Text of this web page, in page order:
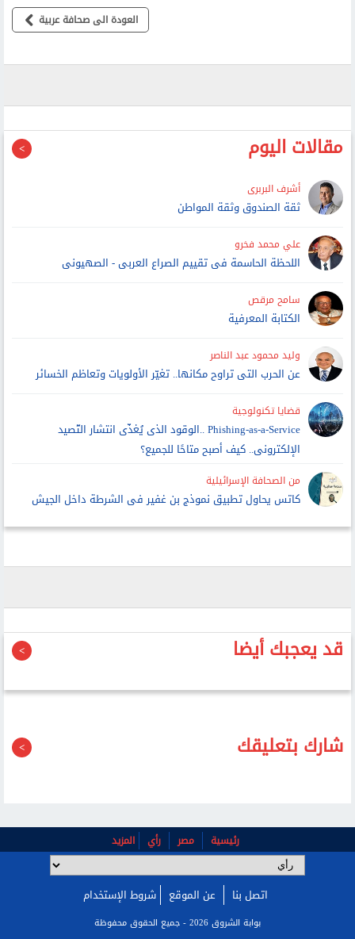
العودة الى صحافة عربية
مقالات اليوم
أشرف البربرى
ثقة الصندوق وثقة المواطن
علي محمد فخرو
اللحظة الحاسمة فى تقييم الصراع العربى - الصهيونى
سامح مرقص
الكتابة المعرفية
وليد محمود عبد الناصر
عن الحرب التى تراوح مكانها.. تغيّر الأولويات وتعاظم الخسائر
قضايا تكنولوجية
Phishing-as-a-Service ..الوقود الذى يُغذّى انتشار التّصيد
الإلكترونى.. كيف أصبح متاحًا للجميع؟
من الصحافة الإسرائيلية
كاتس يحاول تطبيق نموذج بن غفير فى الشرطة داخل الجيش
قد يعجبك أيضا
شارك بتعليقك
رئيسية مصر رأي المزيد
اتصل بنا عن الموقع شروط الإستخدام
بوابة الشروق 2026 - جميع الحقوق محفوظة